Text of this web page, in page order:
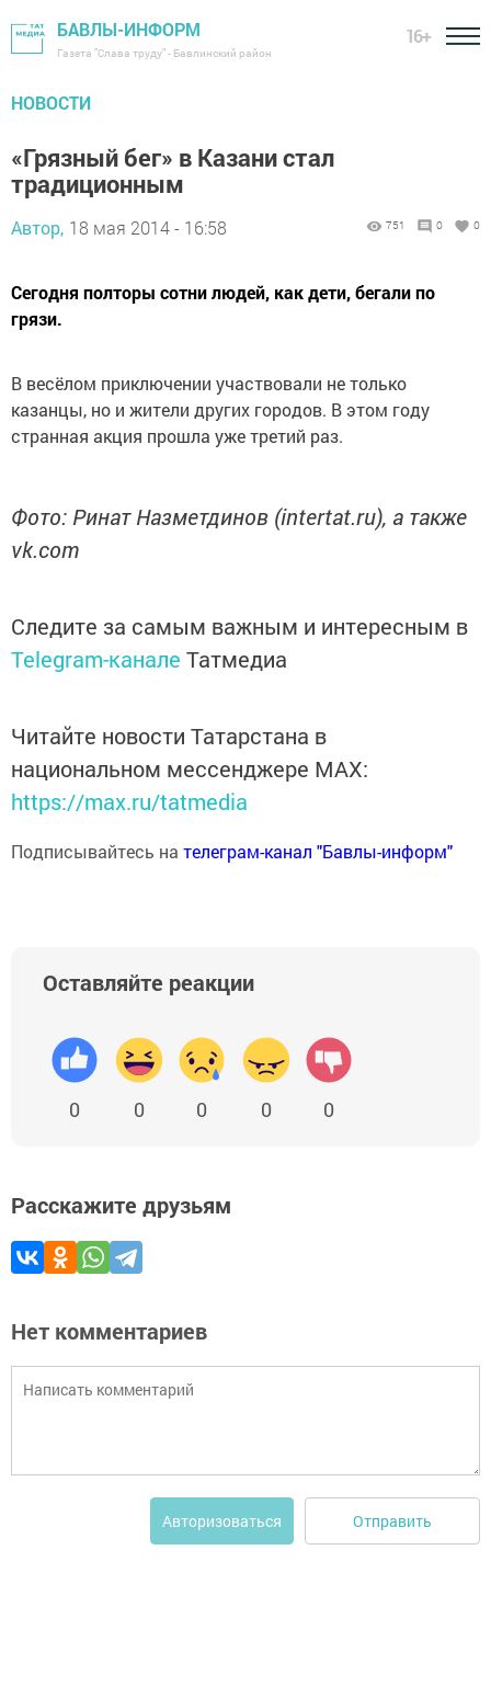
БАВЛЫ-ИНФОРМ
Газета "Слава труду" - Бавлинский район
16+
НОВОСТИ
«Грязный бег» в Казани стал
традиционным
Автор, 18 мая 2014 - 16:58 751 0 0
Сегодня полторы сотни людей, как дети, бегали по
грязи.
В весёлом приключении участвовали не только
казанцы, но и жители других городов. В этом году
странная акция прошла уже третий раз.
Фото: Ринат Назметдинов (intertat.ru), а также
vk.com
Следите за самым важным и интересным в
Telegram-канале Татмедиа
Читайте новости Татарстана в
национальном мессенджере MАХ:
https://max.ru/tatmedia
Подписывайтесь на телеграм-канал "Бавлы-информ"
Оставляйте реакции
0 0 0 0 0
Расскажите друзьям
Нет комментариев
Авторизоваться Отправить